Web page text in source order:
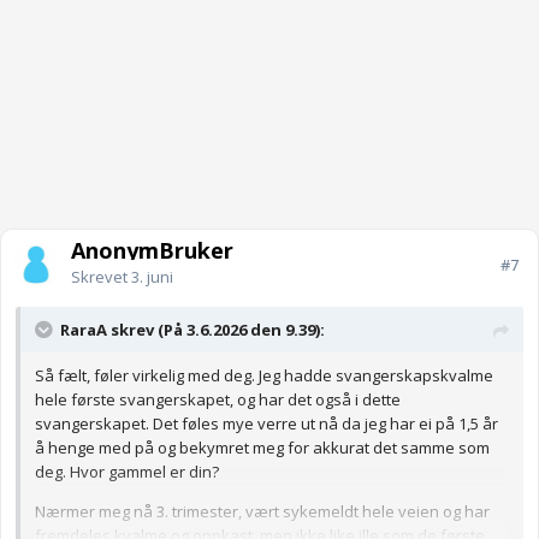
AnonymBruker
Skrevet3. juni
#7
RaraA skrev (På 3.6.2026 den 9.39):
Så fælt, føler virkelig med deg. Jeg hadde svangerskapskvalme
hele første svangerskapet, og har det også i dette
svangerskapet. Det føles mye verre ut nå da jeg har ei på 1,5 år
å henge med på og bekymret meg for akkurat det samme som
deg. Hvor gammel er din?
Nærmer meg nå 3. trimester, vært sykemeldt hele veien og har